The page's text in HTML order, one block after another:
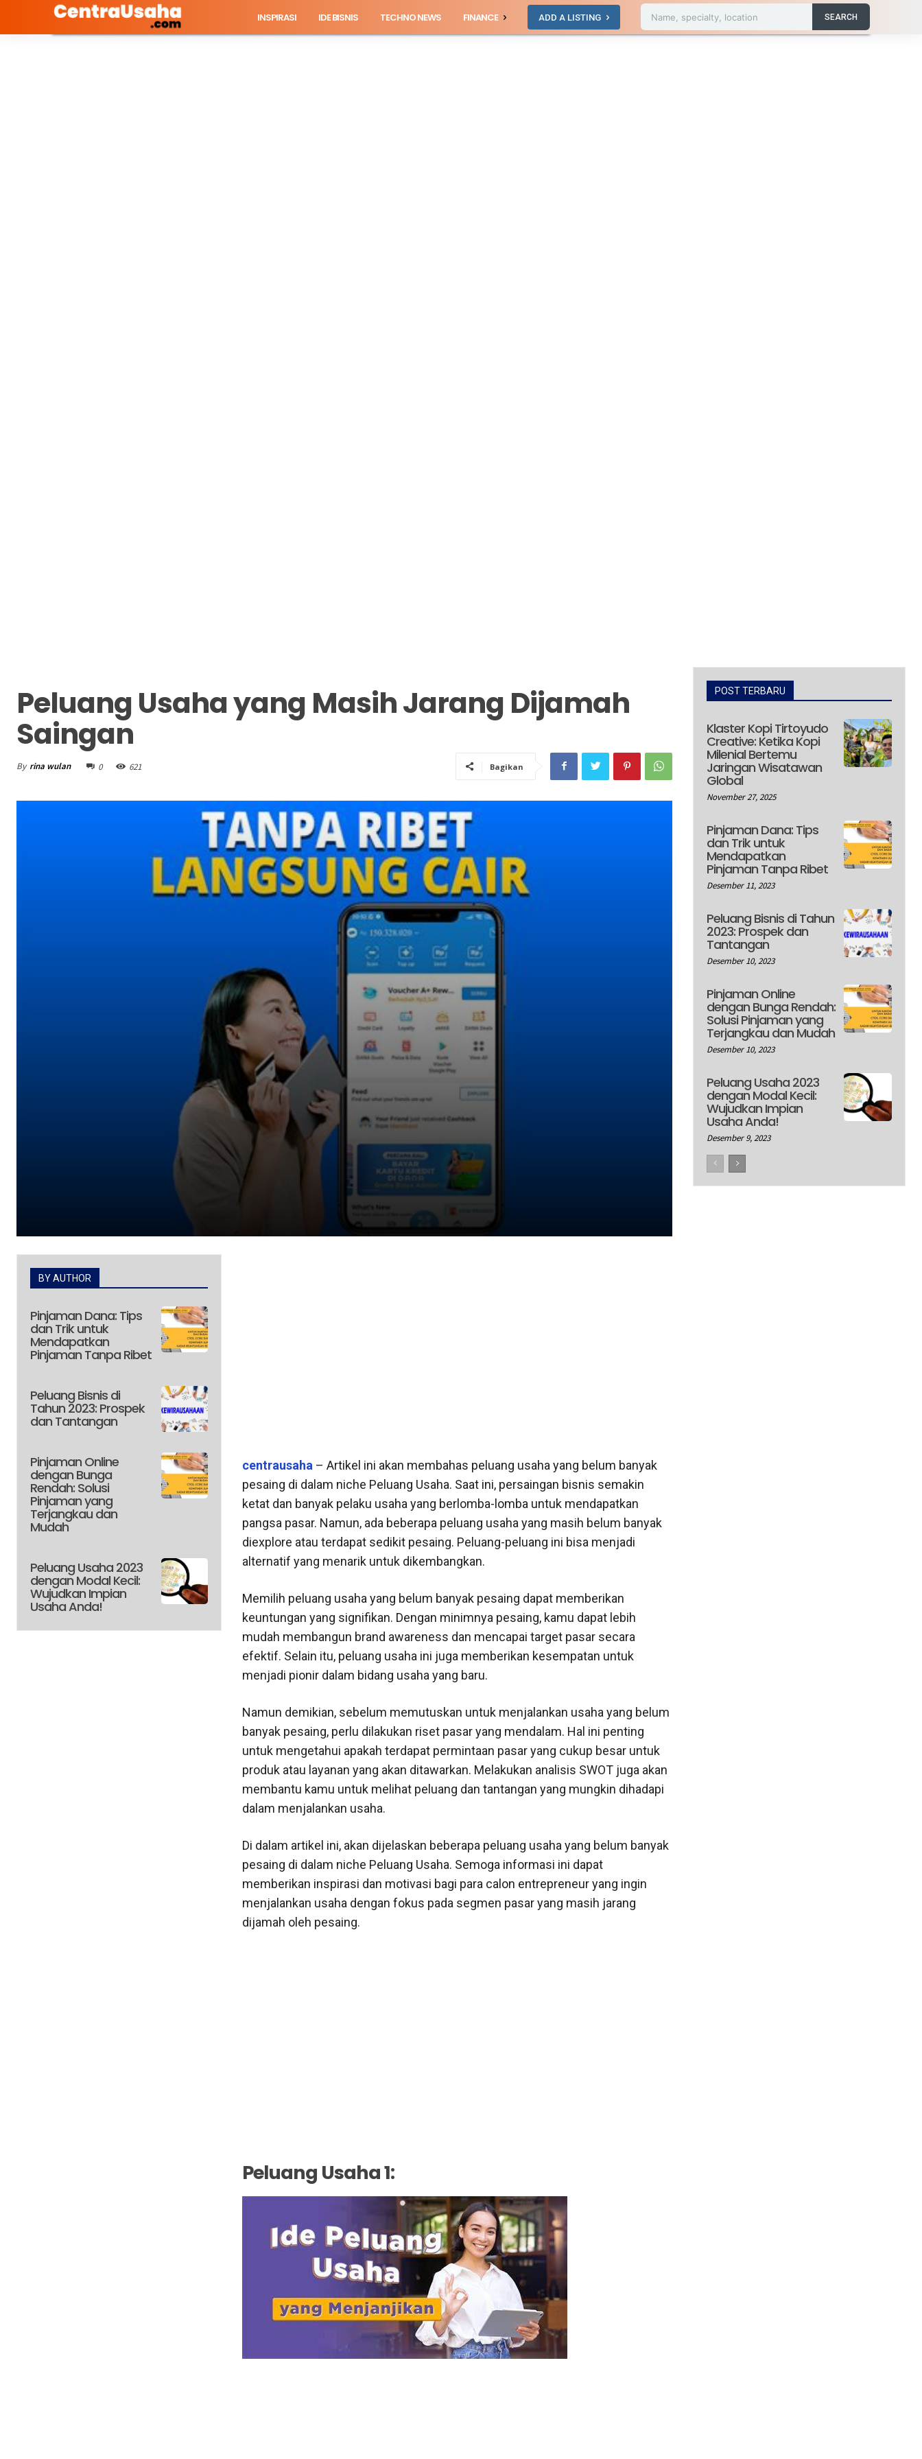
INSPIRASI IDE BISNIS TECHNO NEWS FINANCE ADD A LISTING Name, specialty, location SEARCH
Peluang Usaha yang Masih Jarang Dijamah
Saingan
By rina wulan 0 621 Bagikan
BY AUTHOR
Pinjaman Dana: Tips
dan Trik untuk
Mendapatkan
Pinjaman Tanpa Ribet
Peluang Bisnis di
Tahun 2023: Prospek
dan Tantangan
Pinjaman Online
dengan Bunga
Rendah: Solusi
Pinjaman yang
Terjangkau dan
Mudah
Peluang Usaha 2023
dengan Modal Kecil:
Wujudkan Impian
Usaha Anda!
centrausaha – Artikel ini akan membahas peluang usaha yang belum banyak
pesaing di dalam niche Peluang Usaha. Saat ini, persaingan bisnis semakin
ketat dan banyak pelaku usaha yang berlomba-lomba untuk mendapatkan
pangsa pasar. Namun, ada beberapa peluang usaha yang masih belum banyak
diexplore atau terdapat sedikit pesaing. Peluang-peluang ini bisa menjadi
alternatif yang menarik untuk dikembangkan.
Memilih peluang usaha yang belum banyak pesaing dapat memberikan
keuntungan yang signifikan. Dengan minimnya pesaing, kamu dapat lebih
mudah membangun brand awareness dan mencapai target pasar secara
efektif. Selain itu, peluang usaha ini juga memberikan kesempatan untuk
menjadi pionir dalam bidang usaha yang baru.
Namun demikian, sebelum memutuskan untuk menjalankan usaha yang belum
banyak pesaing, perlu dilakukan riset pasar yang mendalam. Hal ini penting
untuk mengetahui apakah terdapat permintaan pasar yang cukup besar untuk
produk atau layanan yang akan ditawarkan. Melakukan analisis SWOT juga akan
membantu kamu untuk melihat peluang dan tantangan yang mungkin dihadapi
dalam menjalankan usaha.
Di dalam artikel ini, akan dijelaskan beberapa peluang usaha yang belum banyak
pesaing di dalam niche Peluang Usaha. Semoga informasi ini dapat
memberikan inspirasi dan motivasi bagi para calon entrepreneur yang ingin
menjalankan usaha dengan fokus pada segmen pasar yang masih jarang
dijamah oleh pesaing.
Peluang Usaha 1:
POST TERBARU
Klaster Kopi Tirtoyudo
Creative: Ketika Kopi
Milenial Bertemu
Jaringan Wisatawan
Global
November 27, 2025
Pinjaman Dana: Tips
dan Trik untuk
Mendapatkan
Pinjaman Tanpa Ribet
Desember 11, 2023
Peluang Bisnis di Tahun
2023: Prospek dan
Tantangan
Desember 10, 2023
Pinjaman Online
dengan Bunga Rendah:
Solusi Pinjaman yang
Terjangkau dan Mudah
Desember 10, 2023
Peluang Usaha 2023
dengan Modal Kecil:
Wujudkan Impian
Usaha Anda!
Desember 9, 2023